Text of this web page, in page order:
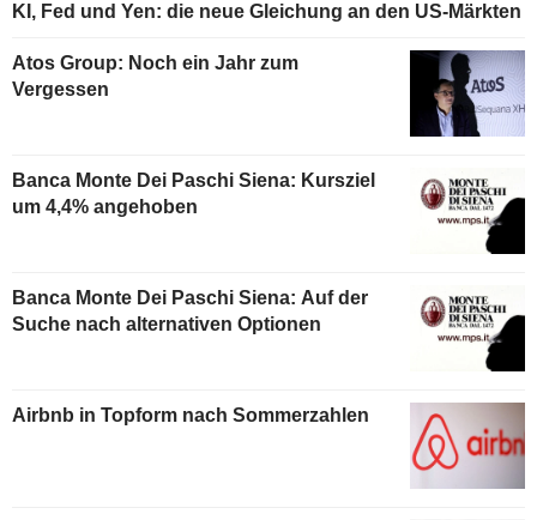
KI, Fed und Yen: die neue Gleichung an den US-Märkten
Atos Group: Noch ein Jahr zum
Vergessen
Banca Monte Dei Paschi Siena: Kursziel
um 4,4% angehoben
Banca Monte Dei Paschi Siena: Auf der
Suche nach alternativen Optionen
Airbnb in Topform nach Sommerzahlen